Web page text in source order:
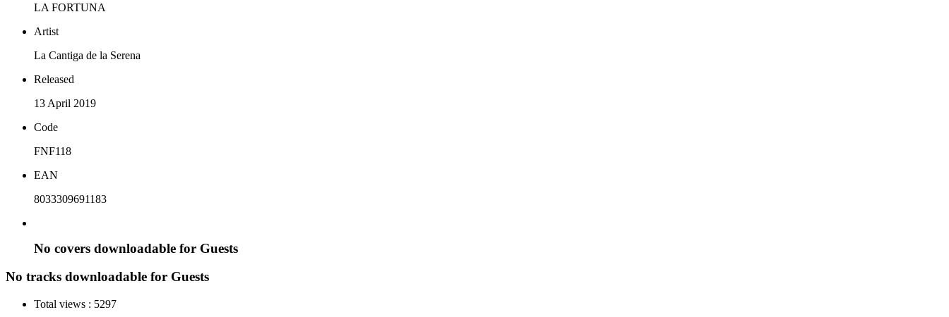
LA FORTUNA
Artist
La Cantiga de la Serena
Released
13 April 2019
Code
FNF118
EAN
8033309691183
No covers downloadable for Guests
No tracks downloadable for Guests
Total views : 5297